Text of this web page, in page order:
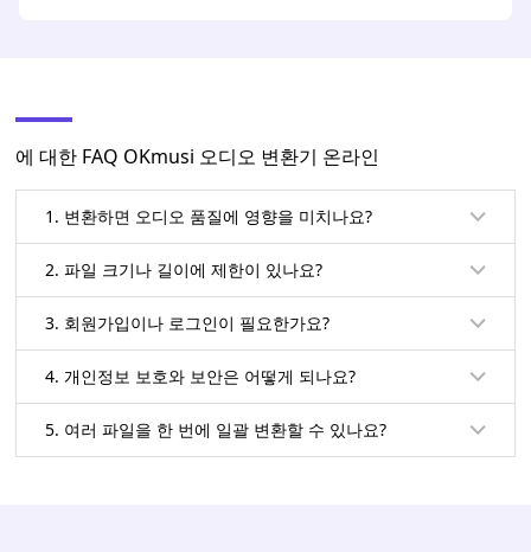
에 대한 FAQ OKmusi 오디오 변환기 온라인
1. 변환하면 오디오 품질에 영향을 미치나요?
2. 파일 크기나 길이에 제한이 있나요?
3. 회원가입이나 로그인이 필요한가요?
4. 개인정보 보호와 보안은 어떻게 되나요?
5. 여러 파일을 한 번에 일괄 변환할 수 있나요?